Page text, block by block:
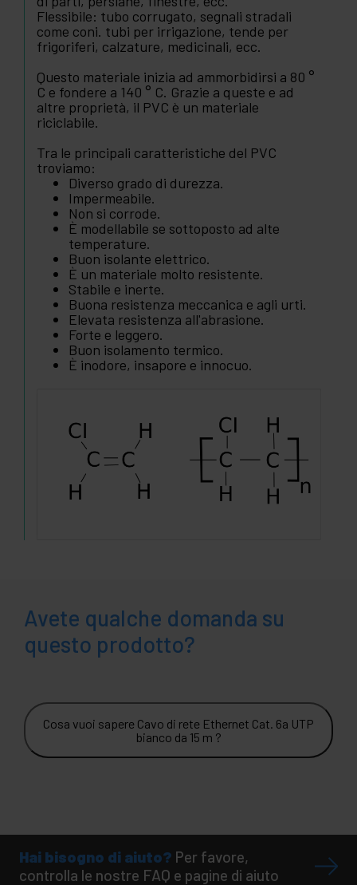
Flessibile: tubo corrugato, segnali stradali
come coni. tubi per irrigazione, tende per
frigoriferi, calzature, medicinali, ecc.
Questo materiale inizia ad ammorbidirsi a 80 °
C e fondere a 140 ° C. Grazie a queste e ad
altre proprietà, il PVC è un materiale
riciclabile.
Tra le principali caratteristiche del PVC
troviamo:
Diverso grado di durezza.
Impermeabile.
Non si corrode.
È modellabile se sottoposto ad alte
temperature.
Buon isolante elettrico.
È un materiale molto resistente.
Stabile e inerte.
Buona resistenza meccanica e agli urti.
Elevata resistenza all'abrasione.
Forte e leggero.
Buon isolamento termico.
È inodore, insapore e innocuo.
Avete qualche domanda su
questo prodotto?
Cosa vuoi sapere Cavo di rete Ethernet Cat. 6a UTP
bianco da 15 m ?
Hai bisogno di aiuto? Per favore,
controlla le nostre FAQ e pagine di aiuto